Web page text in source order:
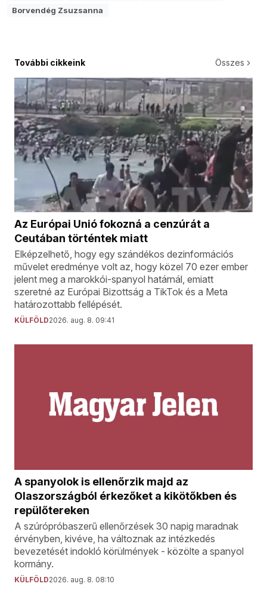
Borvendég Zsuzsanna
További cikkeink Összes
Az Európai Unió fokozná a cenzúrát a
Ceutában történtek miatt
Elképzelhető, hogy egy szándékos dezinformációs
művelet eredménye volt az, hogy közel 70 ezer ember
jelent meg a marokkói-spanyol határnál, emiatt
szeretné az Európai Bizottság a TikTok és a Meta
határozottabb fellépését.
KÜLFÖLD2026. aug. 8. 09:41
A spanyolok is ellenőrzik majd az
Olaszországból érkezőket a kikötőkben és
repülőtereken
A szúrópróbaszerű ellenőrzések 30 napig maradnak
érvényben, kivéve, ha változnak az intézkedés
bevezetését indokló körülmények - közölte a spanyol
kormány.
KÜLFÖLD2026. aug. 8. 08:10